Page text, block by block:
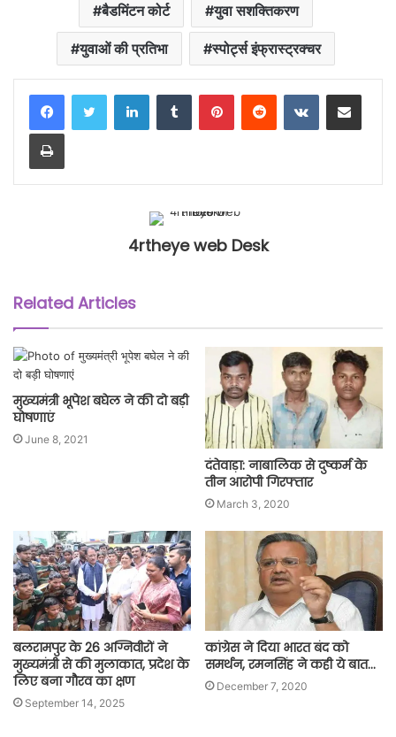
बैडमिंटन कोर्ट युवा सशक्तिकरण
युवाओं की प्रतिभा स्पोर्ट्स इंफ्रास्ट्रक्चर
LinkedInTumblr PinterestReddit VKontakteShare via Email
Print
4rtheye web Desk
Related Articles
मुख्यमंत्री भूपेश बघेल ने की दो बड़ी
घोषणाएं
June 8, 2021
दंतेवाड़ा: नाबालिक से दुष्कर्म के
तीन आरोपी गिरफ्तार
March 3, 2020
बलरामपुर के 26 अग्निवीरों ने
मुख्यमंत्री से की मुलाकात, प्रदेश के
लिए बना गौरव का क्षण
September 14, 2025
कांग्रेस ने दिया भारत बंद को
समर्थन, रमनसिंह ने कही ये बात…
December 7, 2020